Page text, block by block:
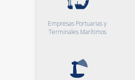
Empresas Portuarias y
Terminales Marítimos